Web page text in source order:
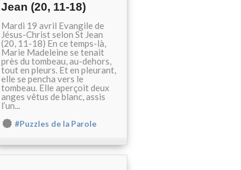
Jean (20, 11-18)
Mardi 19 avril Evangile de
Jésus-Christ selon St Jean
(20, 11-18) En ce temps-là,
Marie Madeleine se tenait
près du tombeau, au-dehors,
tout en pleurs. Et en pleurant,
elle se pencha vers le
tombeau. Elle aperçoit deux
anges vêtus de blanc, assis
l’un...
#Puzzles de la Parole